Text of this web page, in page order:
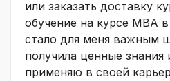
или заказать доставку
обучение на курсе MBA
стало для меня важным
получила ценные
применяю в своей